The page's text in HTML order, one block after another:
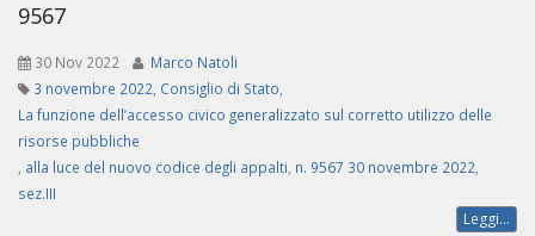
9567
30 Nov 2022
Marco Natoli
3 novembre 2022 Consiglio di Stato
La funzione dell’accesso civico generalizzato sul corretto utilizzo delle
risorse pubbliche
alla luce del nuovo codice degli appalti n. 9567 30 novembre 2022
sez.III
Leggi...